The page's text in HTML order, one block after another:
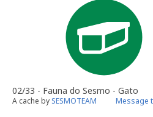
02/33 - Fauna do Sesmo - Gato
A cache by SESMOTEAM Message